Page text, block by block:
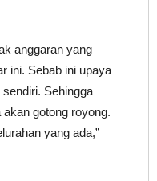
anggaran yang
ini. Sebab ini upaya
Sehingga
gotong royong.
yang ada,”